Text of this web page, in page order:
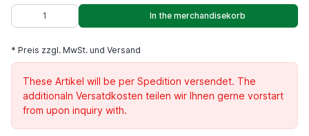
In the merchandisekorb
* Preis zzgl. MwSt. und Versand
These Artikel will be per Spedition versendet. The
additionaln Versatdkosten teilen wir Ihnen gerne vorstart
from upon inquiry with.